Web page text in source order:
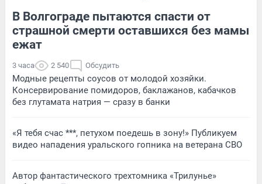
В Волгограде пытаются спасти от
страшной смерти оставшихся без мамы
ежат
3 часа 2 540 Обсудить
Модные рецепты соусов от молодой хозяйки.
Консервирование помидоров, баклажанов, кабачков
без глутамата натрия — сразу в банки
«Я тебя счас ***, петухом поедешь в зону!» Публикуем
видео нападения уральского гопника на ветерана СВО
Автор фантастического трехтомника «Трилунье»